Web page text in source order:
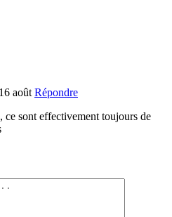
août Répondre
ce sont effectivement toujours de